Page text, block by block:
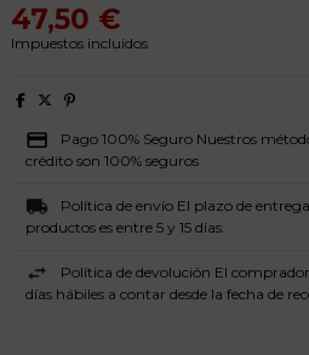
47,50 €
Impuestos incluidos
Pago 100% Seguro Nuestros
crédito son 100% seguros
Política de envío El plazo de
productos es entre 5 y 15 días.
Política de devolución El
días hábiles a contar desde la fecha de